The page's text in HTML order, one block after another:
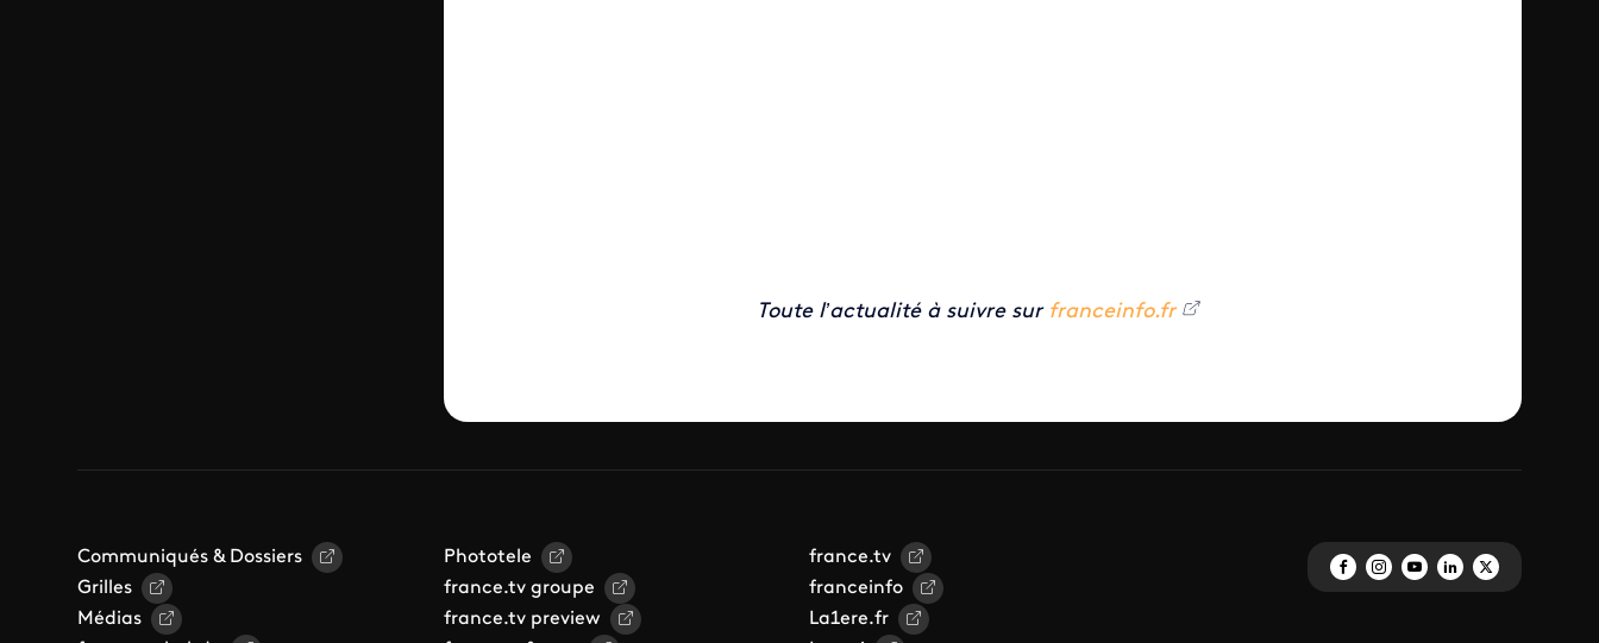
Toute l’actualité à suivre sur franceinfo.fr
Communiqués & Dossiers
Grilles
Médias
Phototele
france.tv groupe
france.tv preview
france.tv
franceinfo
La1ere.fr